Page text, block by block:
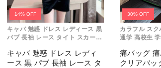
14% OFF
キャバ 魅惑 ドレス レディース 黒
パブ 長袖 レース タイト スカート
ー
キャバ 魅惑 ドレス レディ
ース 黒 パブ 長袖 レース タ
30% OFF
カラフル ス
通学 高校生
痛バッグ
クリアバッ